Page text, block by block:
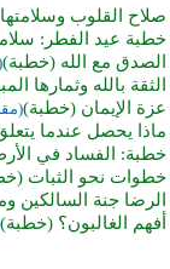
صلاح القلوب
خطبة عيد الفطر:
الصدق مع الله (خطبة)
الثقة بالله وثمارها
عزة الإيمان (خطبة)
ماذا يحصل عندما
خطبة: الفساد في
خطوات نحو الثبات
الرضا جنة السالكين
أفهم الغالبون؟ (خطبة)